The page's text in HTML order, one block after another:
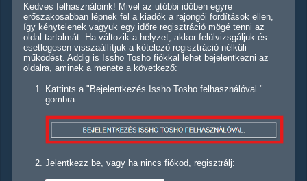
Kedves felhasználóink! Mivel az utóbbi időben egyre
erőszakosabban lépnek fel a kiadók a rajongói fordítások ellen,
így kénytelenek vagyuk egy időre regisztráció mögé tenni az
oldal tartalmát. Ha változik a helyzet, akkor felülvizsgáljuk és
esetlegesen visszaállítjuk a kötelező regisztráció nélküli
működést. Addig is Issho Tosho fiókkal lehet bejelentkezni az
oldalra, aminek a menete a következő:
Kattints a "Bejelentkezés Issho Tosho felhasználóval."
gombra:
Jelentkezz be, vagy ha nincs fiókod, regisztrálj: